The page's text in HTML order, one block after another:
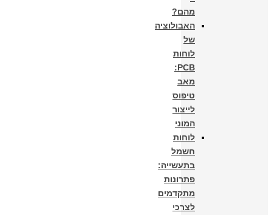
מהם?
האבולוציה
של
לוחות
PCB:
מאב
טיפוס
לייצור
המוני
לוחות
חשמל
בתעשייה:
פתרונות
מתקדמים
לצרכי